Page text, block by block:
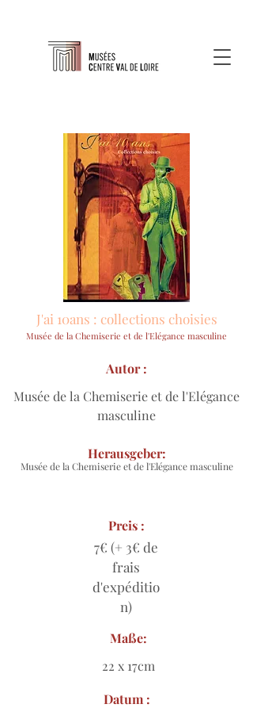
J'ai 10ans : collections choisies
Musée de la Chemiserie et de l'Elégance masculine
Musée de la Chemiserie et de l'Elégance
masculine
Autor :
Musée de la Chemiserie et de l'Elégance masculine
Herausgeber:
Preis :
7€ (+ 3€ de
frais
d'expéditio
n)
Maße:
22 x 17cm
Datum :